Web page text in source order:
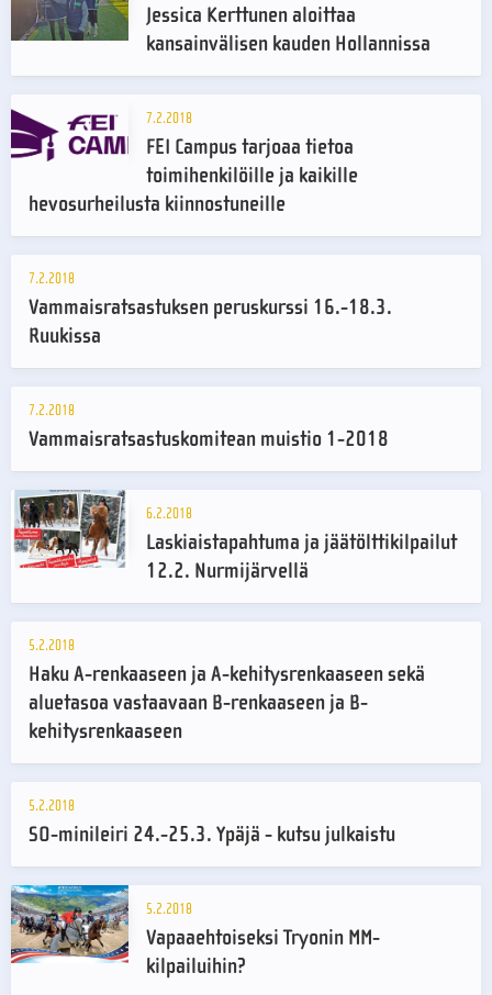
Jessica Kerttunen aloittaa
kansainvälisen kauden Hollannissa
7.2.2018
FEI Campus tarjoaa tietoa
toimihenkilöille ja kaikille
hevosurheilusta kiinnostuneille
7.2.2018
Vammaisratsastuksen peruskurssi 16.-18.3.
Ruukissa
7.2.2018
Vammaisratsastuskomitean muistio 1-2018
6.2.2018
Laskiaistapahtuma ja jäätölttikilpailut
12.2. Nurmijärvellä
5.2.2018
Haku A-renkaaseen ja A-kehitysrenkaaseen sekä
aluetasoa vastaavaan B-renkaaseen ja B-
kehitysrenkaaseen
5.2.2018
SO-minileiri 24.-25.3. Ypäjä - kutsu julkaistu
5.2.2018
Vapaaehtoiseksi Tryonin MM-
kilpailuihin?